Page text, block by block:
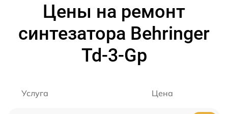
Цены на ремонт
синтезатора Behringer
Td-3-Gp
Услуга Цена